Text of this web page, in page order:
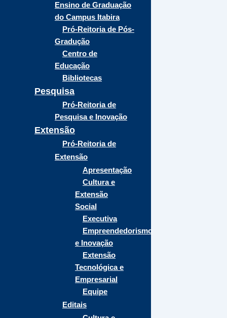
Ensino de Graduação
do Campus Itabira
Pró-Reitoria de Pós-
Gradução
Centro de
Educação
Bibliotecas
Pesquisa
Pró-Reitoria de
Pesquisa e Inovação
Extensão
Pró-Reitoria de
Extensão
Apresentação
Cultura e
Extensão
Social
Executiva
Empreendedorismo
e Inovação
Extensão
Tecnológica e
Empresarial
Equipe
Editais